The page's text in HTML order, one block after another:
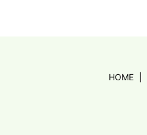
HOME